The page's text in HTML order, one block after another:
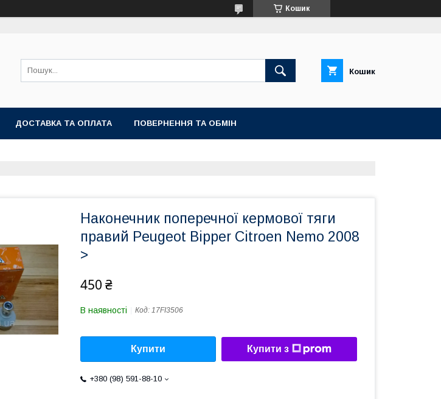
Кошик
Кошик
ДОСТАВКА ТА ОПЛАТА ПОВЕРНЕННЯ ТА ОБМІН
Наконечник поперечної кермової тяги
правий Peugeot Bipper Citroen Nemo 2008
>
450 ₴
В наявності Код: 17FI3506
Купити Купити з
+380 (98) 591-88-10